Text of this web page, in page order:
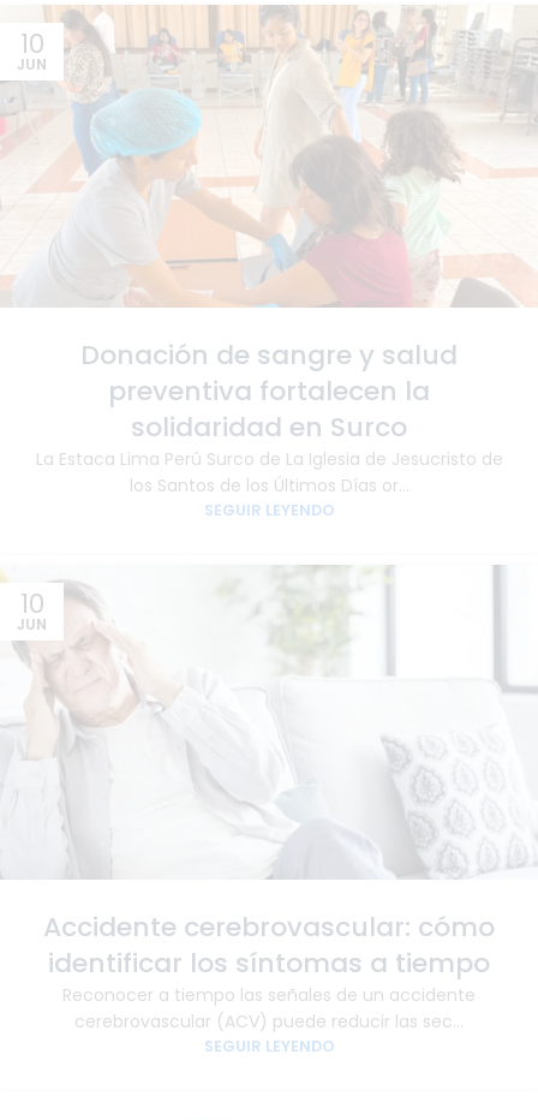
10
JUN
Donación de sangre y salud
preventiva fortalecen la
solidaridad en Surco
La Estaca Lima Perú Surco de La Iglesia de Jesucristo de
los Santos de los Últimos Días or...
SEGUIR LEYENDO
10
JUN
Accidente cerebrovascular: cómo
identificar los síntomas a tiempo
Reconocer a tiempo las señales de un accidente
cerebrovascular (ACV) puede reducir las sec...
SEGUIR LEYENDO